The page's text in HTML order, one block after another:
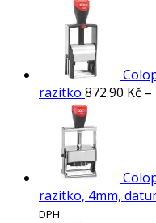
razítko 872.90 Kč –
razítko, 4mm,
DPH